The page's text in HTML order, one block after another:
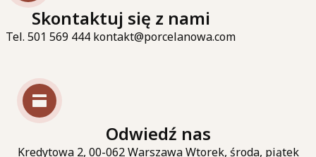
Skontaktuj się z nami
Tel. 501 569 444 kontakt@porcelanowa.com
Odwiedź nas
Kredytowa 2, 00-062 Warszawa Wtorek, środa, piątek